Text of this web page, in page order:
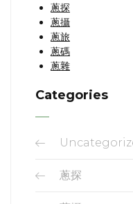
蔥探
蔥攝
蔥旅
蔥碼
蔥雜
Categories
蔥探